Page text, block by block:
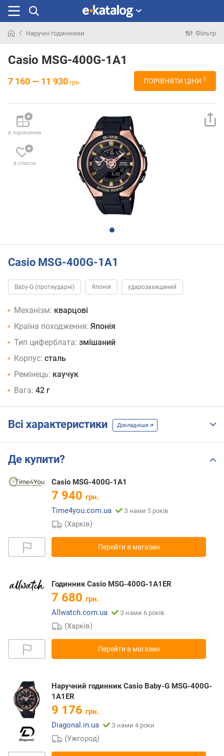
раніше
Наручні годинники Фільтр
Casio MSG-400G-1A1
7 160 — 11 930 грн. ПОРІВНЯТИ ЦІНИ 8
в порівняння
в список
Casio MSG-400G-1A1
Baby-G (протиударні) Японія ударозахищений
Механізм: кварцові
Країна походження: Японія
Тип циферблата: змішаний
Корпус: сталь
Ремінець: каучук
Вага: 42 г
Всі характеристики Докладніше
Де купити?
Casio MSG-400G-1A1
7 940 грн.
Time4you.com.ua
З нами 5 років
(Харків)
Перейти в магазин
Годинник Casio MSG-400G-1A1ER
7 680 грн.
Allwatch.com.ua
З нами 6 років
(Харків)
Перейти в магазин
Наручний годинник Casio Baby-G MSG-400G-
1A1ER
9 176 грн.
Diagonal.in.ua
З нами 4 роки
(Ужгород)